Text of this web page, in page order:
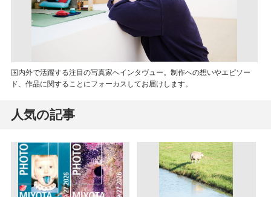
国内外で活躍する注目の写真家へインタヴュー。制作への想いやエピソー
ド、作品に関することにフォーカスしてお届けします。
人気の記事